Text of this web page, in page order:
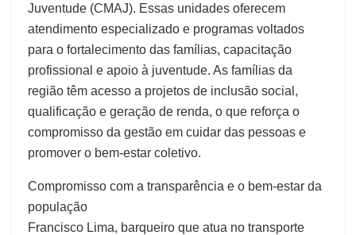
Juventude (CMAJ). Essas unidades oferecem
atendimento especializado e programas voltados
para o fortalecimento das famílias, capacitação
profissional e apoio à juventude. As famílias da
região têm acesso a projetos de inclusão social,
qualificação e geração de renda, o que reforça o
compromisso da gestão em cuidar das pessoas e
promover o bem-estar coletivo.
Compromisso com a transparência e o bem-estar da
população
Francisco Lima, barqueiro que atua no transporte